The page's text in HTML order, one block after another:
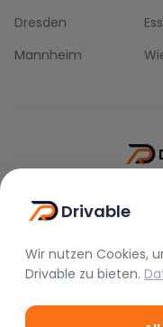
Dresden
Mannheim
Drivable
Wir nutzen Cookies,
Drivable zu bieten.